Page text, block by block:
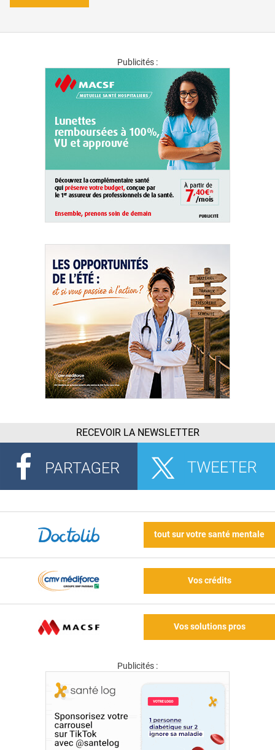
Publicités :
RECEVOIR LA NEWSLETTER
tout sur votre santé mentale
Vos crédits
Vos solutions pros
Publicités :